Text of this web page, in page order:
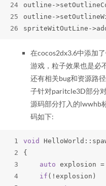
24
25
26
outline ->
outline ->
spriteWitOutLine ->
在cocos2dx3.6中添加
游戏，粒子效果也是必
还有相关bug和资源路
子针对paritcle3D部分
源码部分打入的lwwhb
码如下:
1
2
3
4
void
{
auto explosion =
if (!explosion)